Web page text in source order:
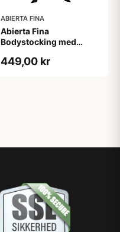
ABIERTA FINA
Abierta Fina
Bodystocking med
449,00 kr